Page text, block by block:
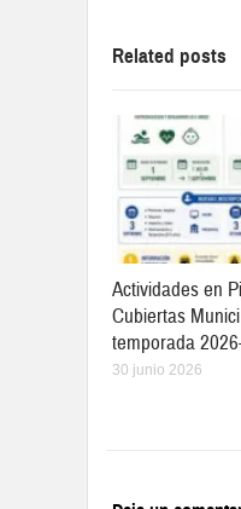
Related posts
Actividades en
Cubiertas
temporada
30 junio 2026